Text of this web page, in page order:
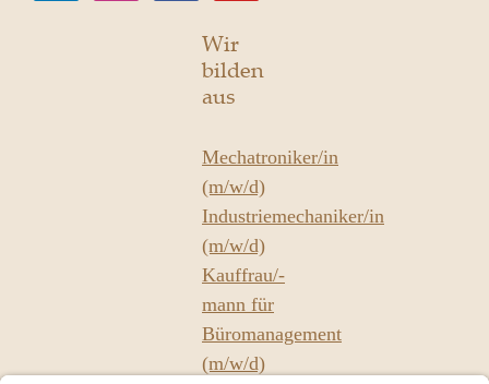
Wir
bilden
aus
Mechatroniker/in
(m/w/d)
Industriemechaniker/in
(m/w/d)
Kauffrau/-
mann für
Büromanagement
(m/w/d)